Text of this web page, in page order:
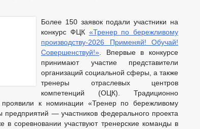
Более 150 заявок подали участники на
конкурс ФЦК «Тренер по бережливому
производству-2026 Применяй! Обучай!
Совершенствуй!» . Впервые в конкурсе
принимают участие представители
организаций социальной сферы, а также
тренеры отраслевых центров
компетенций (ОЦК). Традиционно
проявили к номинации «Тренер по бережливому
предприятий — участников федерального проекта
в соревновании участвуют тренерские команды в